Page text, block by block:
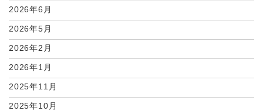
2026年6月
2026年5月
2026年2月
2026年1月
2025年11月
2025年10月